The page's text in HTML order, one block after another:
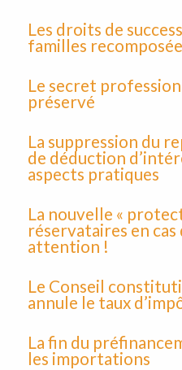
Les droits de
familles
Le secret
préservé
La suppression du
de déduction
aspects pratiques
La nouvelle «
réservataires en cas
attention !
Le Conseil
annule le taux
La fin du
les importations